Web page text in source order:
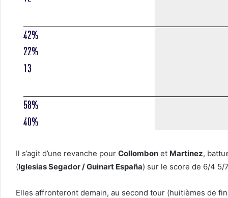
Il s’agit d’une revanche pour Collombon et Martinez,
(Iglesias Segador / Guinart España) sur le score de 6/4 5/
Elles affronteront demain, au second tour (huitièmes de